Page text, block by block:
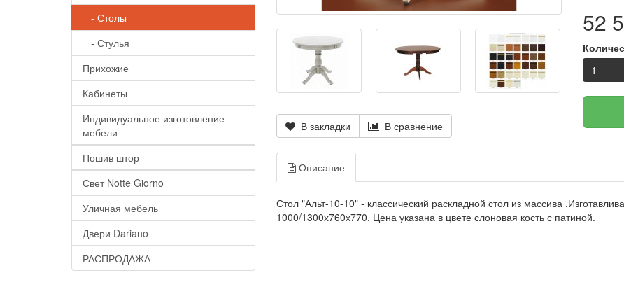
- Столы
- Стулья
Прихожие
Кабинеты
Индивидуальное изготовление
мебели
Пошив штор
Свет Notte Giorno
Уличная мебель
Двери Dariano
РАСПРОДАЖА
В закладки В сравнение
52
Описание
Стол "Альт-10-10" - классический раскладной стол из массива
1000/1300х760х770. Цена указана в цвете слоновая кость с патиной.